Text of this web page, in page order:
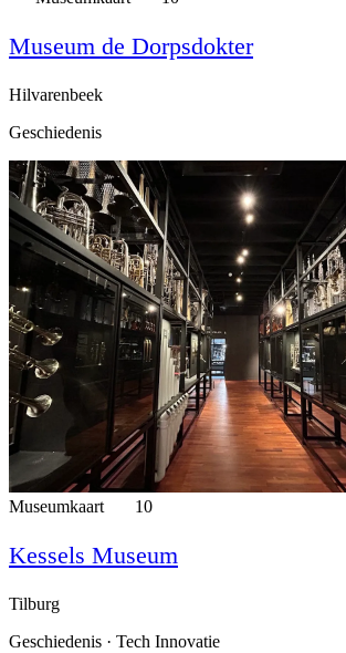
Museum de Dorpsdokter
Hilvarenbeek
Geschiedenis
Museumkaart 10
Kessels Museum
Tilburg
Geschiedenis · Tech Innovatie